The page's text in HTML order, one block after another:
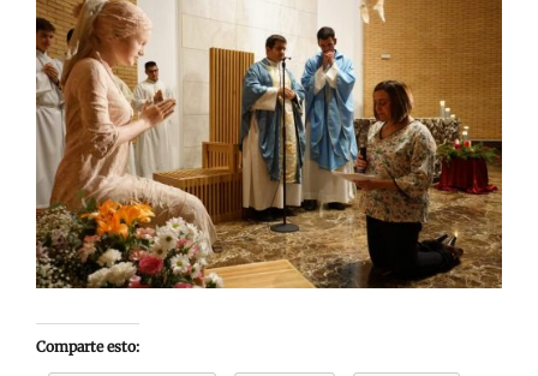
Comparte esto: